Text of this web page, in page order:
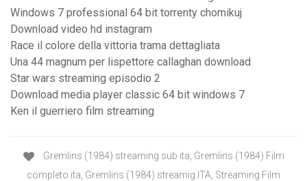
Windows 7 professional 64 bit torrenty chomikuj
Download video hd instagram
Race il colore della vittoria trama dettagliata
Una 44 magnum per lispettore callaghan download
Star wars streaming episodio 2
Download media player classic 64 bit windows 7
Ken il guerriero film streaming
Gremlins (1984) streaming sub ita, Gremlins (1984) Film
completo ita, Gremlins (1984) streamig ITA, Streaming Film